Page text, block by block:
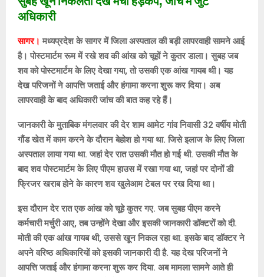
अधिकारी
सागर। मध्यप्रदेश के सागर में जिला अस्पताल की बड़ी लापरवाही सामने आई
है। पोस्टमार्टम रूम में रखे शव की आंख को चूहों ने कुतर डाला। सुबह जब
शव को पोस्टमार्टम के लिए देखा गया, तो उसकी एक आंख गायब थी। यह
देख परिजनों ने आपत्ति जताई और हंगामा करना शुरू कर दिया। अब
लापरवाही के बाद अधिकारी जांच की बात कह रहे हैं।
जानकारी के मुताबिक मंगलवार की देर शाम आमेट गांव निवासी 32 वर्षीय मोती
गौंड खेत में काम करने के दौरान बेहोश हो गया था. जिसे इलाज के लिए जिला
अस्पताल लाया गया था. जहां देर रात उसकी मौत हो गई थी. उसकी मौत के
बाद शव पोस्टमार्टम के लिए पीएम हाउस में रखा गया था, जहां पर दोनों डी
फ्रिजर खराब होने के कारण शव खुलेआम टेबल पर रख दिया था।
इस दौरान देर रात एक आंख को चूहे कुतर गए. जब सुबह पीएम करने
कर्मचारी मर्चुरी आए, तब उन्होंने देखा और इसकी जानकारी डॉक्टरों को दी.
मोती की एक आंख गायब थी, उससे खून निकल रहा था. इसके बाद डॉक्टर ने
अपने वरिष्ठ अधिकारियों को इसकी जानकारी दी है. यह देख परिजनों ने
आपत्ति जताई और हंगामा करना शुरू कर दिया. अब मामला सामने आते ही